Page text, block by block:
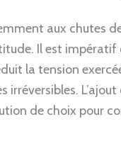
aux chutes
Il est
la tension
de choix pour